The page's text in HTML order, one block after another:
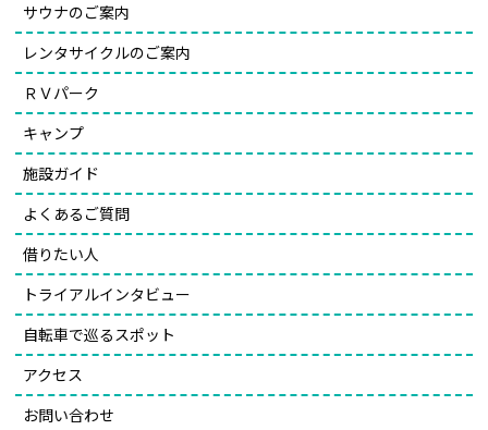
サウナのご案内
レンタサイクルのご案内
ＲＶパーク
キャンプ
施設ガイド
よくあるご質問
借りたい人
トライアルインタビュー
自転車で巡るスポット
アクセス
お問い合わせ